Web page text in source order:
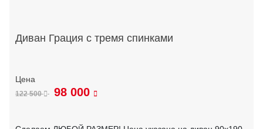
Диван Грация с тремя спинками
122 500 98 000